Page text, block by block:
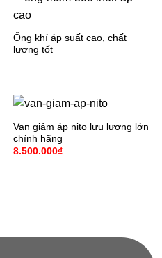
Ống khí áp suất cao, chất
lượng tốt
Van giảm áp nito lưu lượng lớn
chính hãng
8.500.000₫